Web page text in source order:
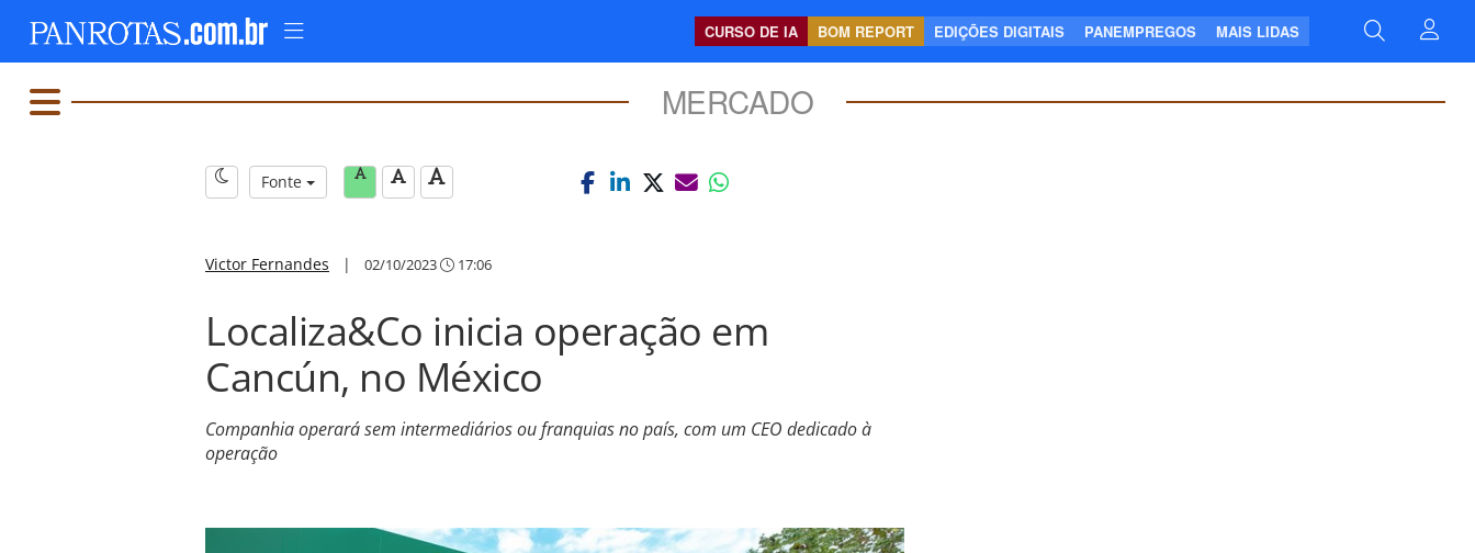
CURSO DE IA BOM REPORT EDIÇÕES DIGITAIS PANEMPREGOS MAIS LIDAS
MERCADO
Fonte
Victor Fernandes | 02/10/2023 17:06
Localiza&Co inicia operação em
Cancún, no México
Companhia operará sem intermediários ou franquias no país, com um CEO dedicado à
operação